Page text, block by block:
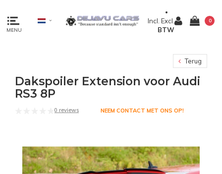
MENU
Incl. Excl.
BTW
0
Terug
Dakspoiler Extension voor Audi
RS3 8P
0 reviews NEEM CONTACT MET ONS OP!